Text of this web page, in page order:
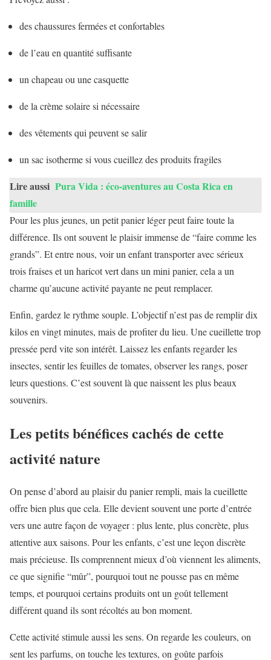
des chaussures fermées et confortables
de l’eau en quantité suffisante
un chapeau ou une casquette
de la crème solaire si nécessaire
des vêtements qui peuvent se salir
un sac isotherme si vous cueillez des produits fragiles
Lire aussi Pura Vida : éco-aventures au Costa Rica en
famille
Pour les plus jeunes, un petit panier léger peut faire toute la
différence. Ils ont souvent le plaisir immense de “faire comme les
grands”. Et entre nous, voir un enfant transporter avec sérieux
trois fraises et un haricot vert dans un mini panier, cela a un
charme qu’aucune activité payante ne peut remplacer.
Enfin, gardez le rythme souple. L’objectif n’est pas de remplir dix
kilos en vingt minutes, mais de profiter du lieu. Une cueillette trop
pressée perd vite son intérêt. Laissez les enfants regarder les
insectes, sentir les feuilles de tomates, observer les rangs, poser
leurs questions. C’est souvent là que naissent les plus beaux
souvenirs.
Les petits bénéfices cachés de cette
activité nature
On pense d’abord au plaisir du panier rempli, mais la cueillette
offre bien plus que cela. Elle devient souvent une porte d’entrée
vers une autre façon de voyager : plus lente, plus concrète, plus
attentive aux saisons. Pour les enfants, c’est une leçon discrète
mais précieuse. Ils comprennent mieux d’où viennent les aliments,
ce que signifie “mûr”, pourquoi tout ne pousse pas en même
temps, et pourquoi certains produits ont un goût tellement
différent quand ils sont récoltés au bon moment.
Cette activité stimule aussi les sens. On regarde les couleurs, on
sent les parfums, on touche les textures, on goûte parfois